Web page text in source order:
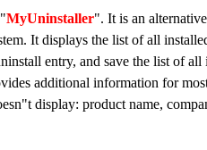
MyUninstaller". It is an
It displays the list of all
entry, and save the list of
additional information for
display: product name,